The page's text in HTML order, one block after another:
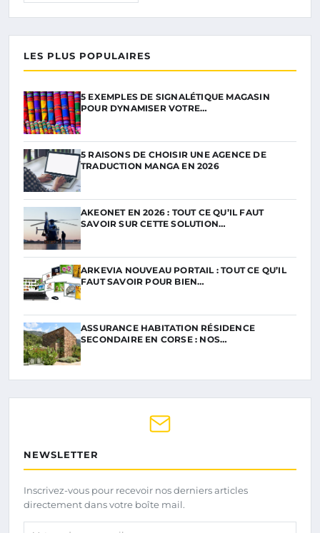
LES PLUS POPULAIRES
5 EXEMPLES DE SIGNALÉTIQUE MAGASIN
POUR DYNAMISER VOTRE…
5 RAISONS DE CHOISIR UNE AGENCE DE
TRADUCTION MANGA EN 2026
AKEONET EN 2026 : TOUT CE QU’IL FAUT
SAVOIR SUR CETTE SOLUTION…
ARKEVIA NOUVEAU PORTAIL : TOUT CE QU’IL
FAUT SAVOIR POUR BIEN…
ASSURANCE HABITATION RÉSIDENCE
SECONDAIRE EN CORSE : NOS…
NEWSLETTER
Inscrivez-vous pour recevoir nos derniers articles
directement dans votre boîte mail.
Votre adresse email